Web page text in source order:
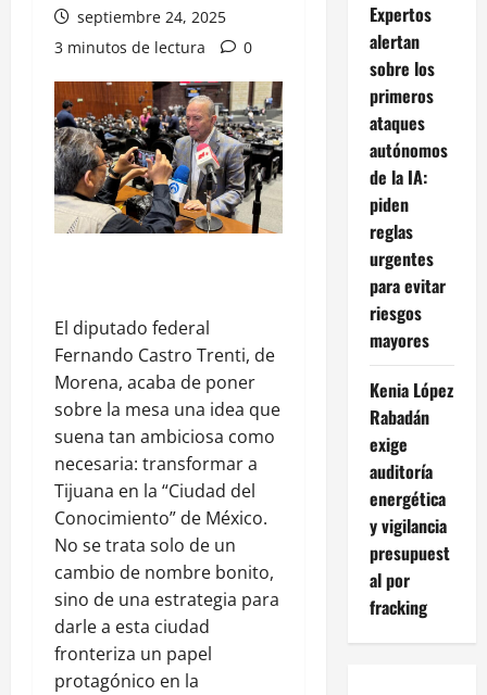
septiembre 24, 2025
3 minutos de lectura
0
El diputado federal
Fernando Castro Trenti, de
Morena, acaba de poner
sobre la mesa una idea que
suena tan ambiciosa como
necesaria: transformar a
Tijuana en la “Ciudad del
Conocimiento” de México.
No se trata solo de un
cambio de nombre bonito,
sino de una estrategia para
darle a esta ciudad
fronteriza un papel
protagónico en la
Expertos
alertan
sobre los
primeros
ataques
autónomos
de la IA:
piden
reglas
urgentes
para evitar
riesgos
mayores
Kenia López
Rabadán
exige
auditoría
energética
y vigilancia
presupuest
al por
fracking